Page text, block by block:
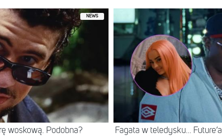
NEWS
woskową. Podobna? Fagata w teledysku…